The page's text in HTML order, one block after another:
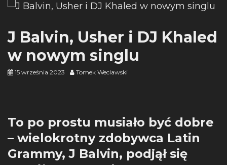
J Balvin, Usher i DJ Khaled
w nowym singlu
15 września 2023 Tomek Weclawski
To po prostu musiało być dobre
– wielokrotny zdobywca Latin
Grammy, J Balvin, podjął się